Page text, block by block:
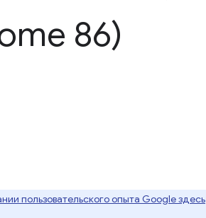
86)
пользовательского опыта Google здесь